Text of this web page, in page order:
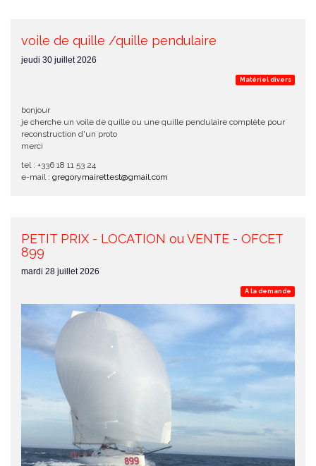
voile de quille /quille pendulaire
jeudi 30 juillet 2026
Matériel divers
bonjour
je cherche un voile de quille ou une quille pendulaire complète pour
reconstruction d'un proto
merci
tel : +336 18 11 53 24
e-mail : gregorymairettest@gmail.com
PETIT PRIX - LOCATION ou VENTE - OFCET
899
mardi 28 juillet 2026
A la demande